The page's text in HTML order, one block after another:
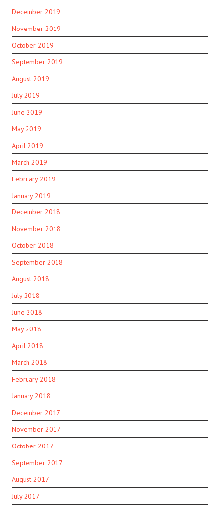
December 2019
November 2019
October 2019
September 2019
August 2019
July 2019
June 2019
May 2019
April 2019
March 2019
February 2019
January 2019
December 2018
November 2018
October 2018
September 2018
August 2018
July 2018
June 2018
May 2018
April 2018
March 2018
February 2018
January 2018
December 2017
November 2017
October 2017
September 2017
August 2017
July 2017